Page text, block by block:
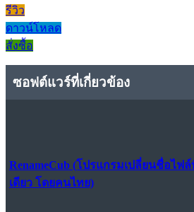
รีวิว
ดาวน์โหลด
สั่งซื้อ
ซอฟต์แวร์ที่เกี่ยวข้อง
RenameCub (โปรแกรมเปลี่ยนชื่อไฟ
เดียว โดยคนไทย)